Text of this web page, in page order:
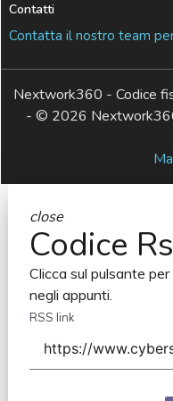
Contatti
Contatta il nostro team
Nextwork360 - Codice
- © 2026
close
Codice
Clicca sul pulsante
negli appunti.
RSS link